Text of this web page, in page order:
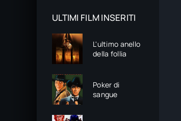
ULTIMI FILM INSERITI
L'ultimo anello
della follia
Poker di
sangue